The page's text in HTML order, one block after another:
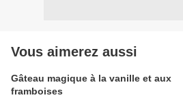
Vous aimerez aussi
Gâteau magique à la vanille et aux
framboises